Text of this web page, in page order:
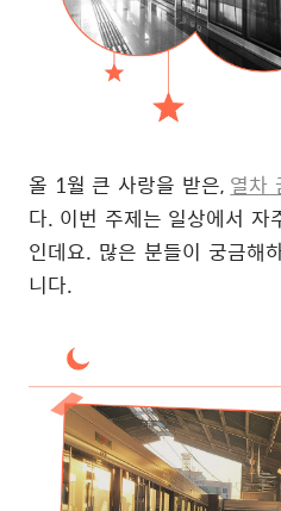
올 1월 큰 사랑을 받은, 열차
다. 이번 주제는 일상에서 자
인데요. 많은 분들이 궁금해
니다.